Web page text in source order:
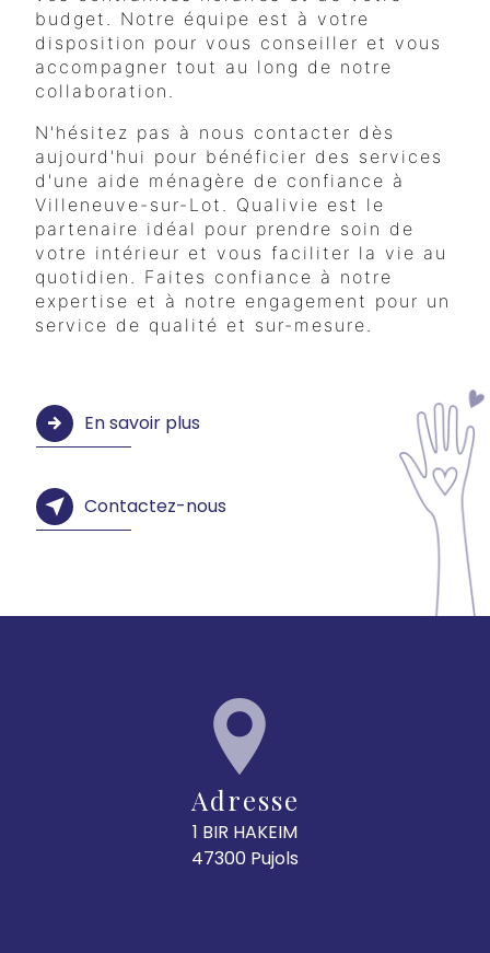
budget. Notre équipe est à votre
disposition pour vous conseiller et vous
accompagner tout au long de notre
collaboration.
N'hésitez pas à nous contacter dès
aujourd'hui pour bénéficier des services
d'une aide ménagère de confiance à
Villeneuve-sur-Lot. Qualivie est le
partenaire idéal pour prendre soin de
votre intérieur et vous faciliter la vie au
quotidien. Faites confiance à notre
expertise et à notre engagement pour un
service de qualité et sur-mesure.
En savoir plus
Contactez-nous
Adresse
1 BIR HAKEIM
47300 Pujols